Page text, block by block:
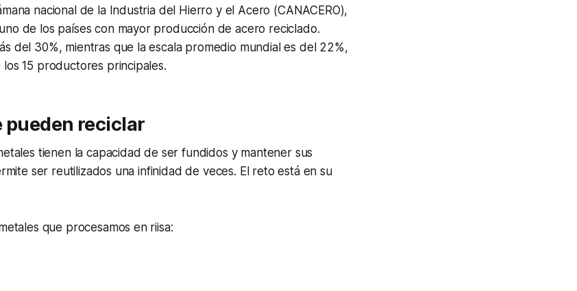
nacional de la Industria del Hierro y el Acero (CANACERO),
de los países con mayor producción de acero reciclado.
del 30%, mientras que la escala promedio mundial es del 22%,
15 productores principales.
pueden reciclar
tienen la capacidad de ser fundidos y mantener sus
ser reutilizados una infinidad de veces. El reto está en su
que procesamos en riisa: